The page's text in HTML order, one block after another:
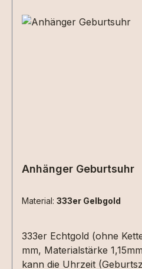
Anhänger Geburtsuhr
Material: 333er Gelbgold
333er Echtgold (ohne
mm, Materialstärke
kann die Uhrzeit